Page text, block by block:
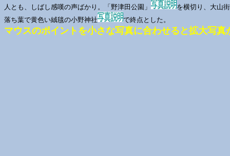
人とも、しばし感嘆の声ばかり。「野津田公園」
を横切り、大山
落ち葉で黄色い絨毯の小野神社
で終点とした。
マウスのポイントを小さな写真に合わせると拡大写真